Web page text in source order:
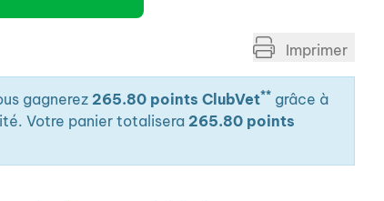
Imprimer
gagnerez 265.80 points ClubVet** grâce à
Votre panier totalisera 265.80 points